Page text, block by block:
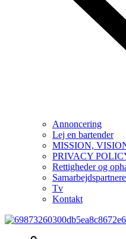
Annoncering
Lej en bartender
MISSION,
PRIVACY
Rettigheder og
Samarbejdspartnere
Tv
Kontakt